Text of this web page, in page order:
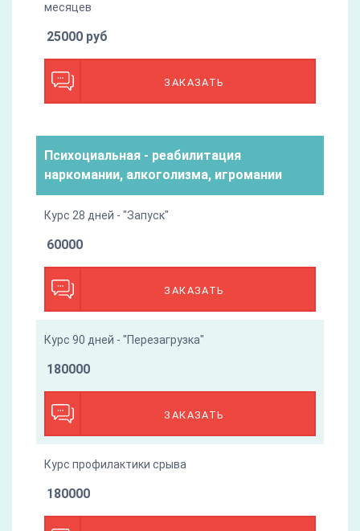
месяцев
ЗАКАЗАТЬ
25000 руб
Психоциальная - реабилитация
наркомании, алкоголизма, игромании
Курс 28 дней - "Запуск"
ЗАКАЗАТЬ
60000
Курс 90 дней - "Перезагрузка"
ЗАКАЗАТЬ
180000
Курс профилактики срыва
180000